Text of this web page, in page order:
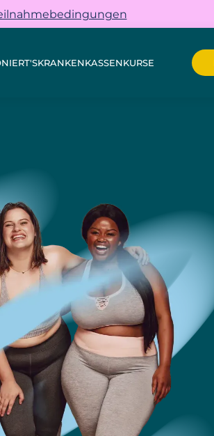
KRANKENKASSENKURSE